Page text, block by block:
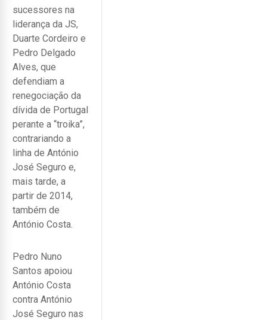
sucessores na
liderança da JS,
Duarte Cordeiro e
Pedro Delgado
Alves, que
defendiam a
renegociação da
dívida de Portugal
perante a “troika”,
contrariando a
linha de António
José Seguro e,
mais tarde, a
partir de 2014,
também de
António Costa.
Pedro Nuno
Santos apoiou
António Costa
contra António
José Seguro nas